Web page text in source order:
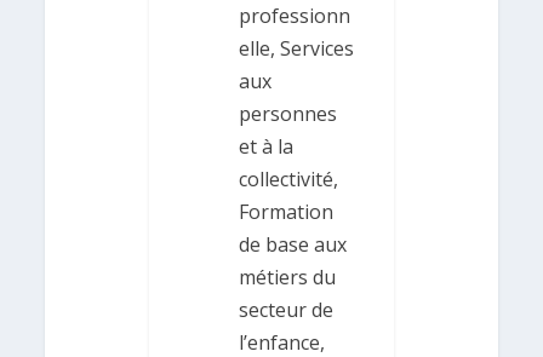
professionn
elle, Services
aux
personnes
et à la
collectivité,
Formation
de base aux
métiers du
secteur de
l’enfance,